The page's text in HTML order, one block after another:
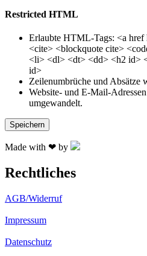
Restricted HTML
Erlaubte HTML-Tags: <a
<cite> <blockquote cite>
<li> <dl> <dt> <dd> <h2 id>
id>
Zeilenumbrüche und Absätze
Website- und E-Mail-
umgewandelt.
Made with ❤ by
Rechtliches
AGB/Widerruf
Impressum
Datenschutz